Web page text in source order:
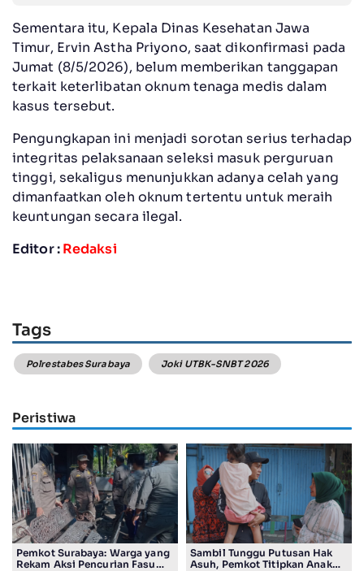
Sementara itu, Kepala Dinas Kesehatan Jawa
Timur, Ervin Astha Priyono, saat dikonfirmasi pada
Jumat (8/5/2026), belum memberikan tanggapan
terkait keterlibatan oknum tenaga medis dalam
kasus tersebut.
Pengungkapan ini menjadi sorotan serius terhadap
integritas pelaksanaan seleksi masuk perguruan
tinggi, sekaligus menunjukkan adanya celah yang
dimanfaatkan oleh oknum tertentu untuk meraih
keuntungan secara ilegal.
Editor :Redaksi
Tags
Polrestabes Surabaya Joki UTBK-SNBT 2026
Peristiwa
Pemkot Surabaya: Warga yang
Rekam Aksi Pencurian Fasum
Sambil Tunggu Putusan Hak
Asuh, Pemkot Titipkan Anak